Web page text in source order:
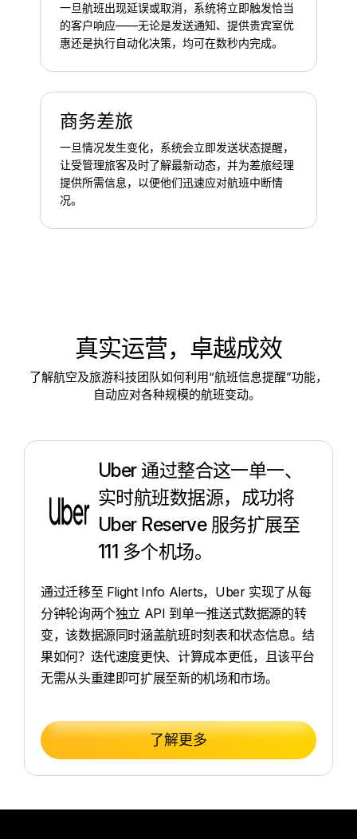
一旦航班出现延误或取消，系统将立即触发恰当
的客户响应——无论是发送通知、提供贵宾室优
惠还是执行自动化决策，均可在数秒内完成。
商务差旅
一旦情况发生变化，系统会立即发送状态提醒，
让受管理旅客及时了解最新动态，并为差旅经理
提供所需信息，以便他们迅速应对航班中断情
况。
真实运营，卓越成效
了解航空及旅游科技团队如何利用“航班信息提醒”功能，
自动应对各种规模的航班变动。
Uber 通过整合这一单一、
实时航班数据源，成功将
Uber Reserve 服务扩展至
111 多个机场。
通过迁移至 Flight Info Alerts，Uber 实现了从每
分钟轮询两个独立 API 到单一推送式数据源的转
变，该数据源同时涵盖航班时刻表和状态信息。结
果如何？ 迭代速度更快、计算成本更低，且该平台
无需从头重建即可扩展至新的机场和市场。
了解更多